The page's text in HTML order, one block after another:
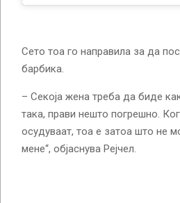
Сето тоа го направила за да
барбика.
– Секоја жена треба да биде
така, прави нешто погрешно.
осудуваат, тоа е затоа што не
мене“, објаснува Рејчел.